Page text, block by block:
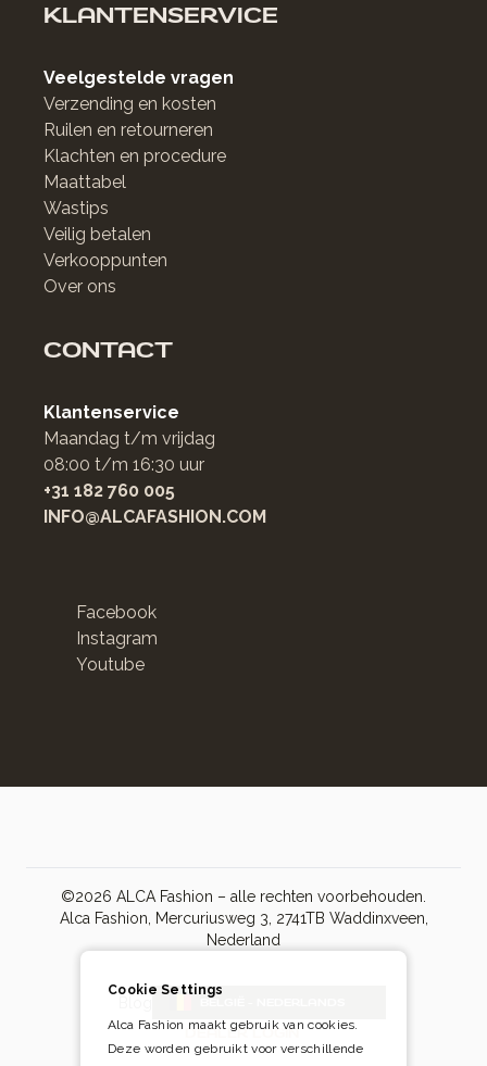
KLANTENSERVICE
Veelgestelde vragen
Verzending en kosten
Ruilen en retourneren
Klachten en procedure
Maattabel
Wastips
Veilig betalen
Verkooppunten
Over ons
CONTACT
Klantenservice
Maandag t/m vrijdag
08:00 t/m 16:30 uur
+31 182 760 005
INFO@ALCAFASHION.COM
Facebook
Instagram
Youtube
©2026 ALCA Fashion – alle rechten voorbehouden.
Alca Fashion, Mercuriusweg 3, 2741TB Waddinxveen,
Nederland
BELGIË - NEDERLANDS
DEALER LOGIN
Cookie Settings
Alca Fashion maakt gebruik van cookies.
Deze worden gebruikt voor verschillende